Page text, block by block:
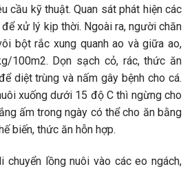
cầu kỹ thuật. Quan sát phát hiện các
xử lý kịp thời. Ngoài ra, người chăn
bột rắc xung quanh ao và giữa ao,
100m2. Dọn sạch cỏ, rác, thức ăn
diệt trùng và nấm gây bệnh cho cá.
xuống dưới 15 độ C thì ngừng cho
ấm trong ngày có thể cho ăn bằng
biến, thức ăn hỗn hợp.
lồng nuôi vào các eo ngách,